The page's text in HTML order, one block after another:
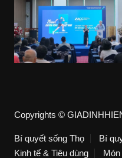
Copyrights ©
Bí quyết sống Thọ
Bí
Kinh tế & Tiêu dùng